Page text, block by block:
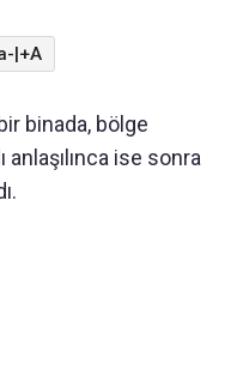
|+A
binada, bölge
ise sonra